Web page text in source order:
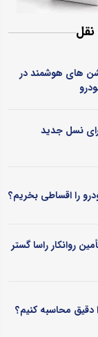
های هوشمند در
نسل جدید
را اقساطی بخریم؟
روانکار راسا گستر
دقیق محاسبه کنیم؟